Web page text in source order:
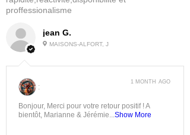
jean G.
MAISONS-ALFORT, J
proffessionalisme
:
Bonjour, Merci pour votre retour positif ! A
bientôt, Marianne & Jérémie...Show More
1 MONTH AGO